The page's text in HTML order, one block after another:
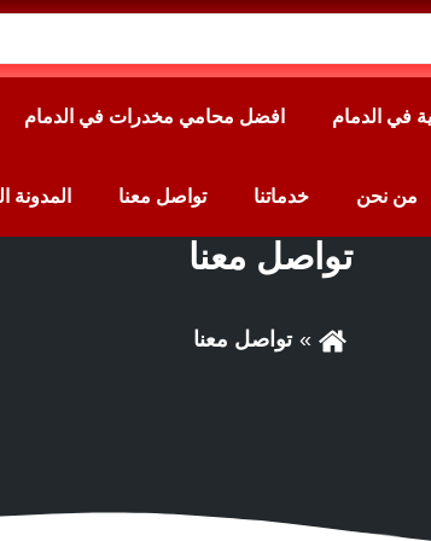
في الدمام افضل محامي مخدرات في الدمام
من نحن خدماتنا تواصل معنا المدونة
تواصل معنا
تواصل معنا